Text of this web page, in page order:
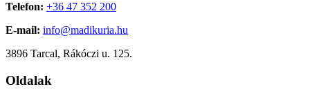
Telefon: +36 47 352 200
E-mail: info@madikuria.hu
3896 Tarcal, Rákóczi u. 125.
Oldalak